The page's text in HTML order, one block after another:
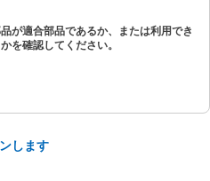
が適合部品であるか、または利用でき
を確認してください。
します